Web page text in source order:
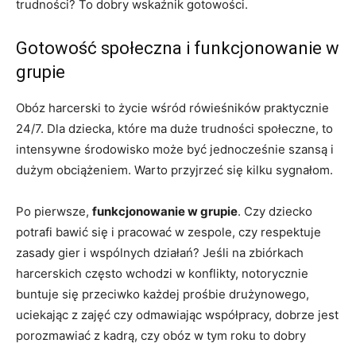
trudności? To dobry wskaźnik gotowości.
Gotowość społeczna i funkcjonowanie w
grupie
Obóz harcerski to życie wśród rówieśników praktycznie
24/7. Dla dziecka, które ma duże trudności społeczne, to
intensywne środowisko może być jednocześnie szansą i
dużym obciążeniem. Warto przyjrzeć się kilku sygnałom.
Po pierwsze, funkcjonowanie w grupie. Czy dziecko
potrafi bawić się i pracować w zespole, czy respektuje
zasady gier i wspólnych działań? Jeśli na zbiórkach
harcerskich często wchodzi w konflikty, notorycznie
buntuje się przeciwko każdej prośbie drużynowego,
uciekając z zajęć czy odmawiając współpracy, dobrze jest
porozmawiać z kadrą, czy obóz w tym roku to dobry